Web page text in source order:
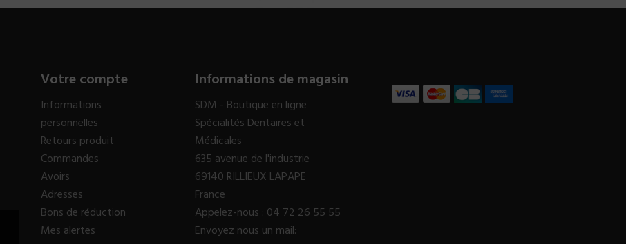
Votre compte
Informations
personnelles
Retours produit
Commandes
Avoirs
Adresses
Bons de réduction
Mes alertes
Informations de magasin
SDM - Boutique en ligne
Spécialités Dentaires et
Médicales
635 avenue de l'industrie
69140 RILLIEUX LAPAPE
France
Appelez-nous : 04 72 26 55 55
Envoyez nous un mail: